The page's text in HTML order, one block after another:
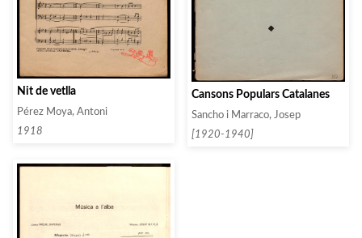
Nit de vetlla
Pérez Moya, Antoni
1918
Cansons Populars Catalanes
Sancho i Marraco, Josep
[1920-1940]